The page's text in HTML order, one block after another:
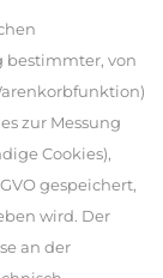
bestimmter, von
zur Messung
Cookies),
gespeichert,
wird. Der
an der